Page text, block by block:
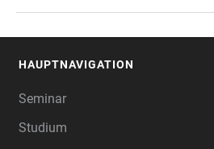
HAUPTNAVIGATION
Seminar
Studium